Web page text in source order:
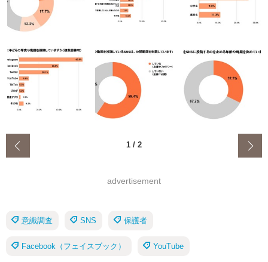
1 / 2
advertisement
意識調査 SNS 保護者
Facebook（フェイスブック） YouTube